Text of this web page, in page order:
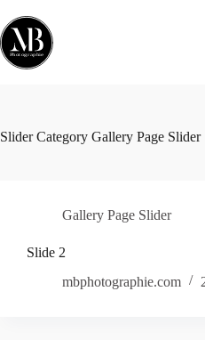
au
contenu
Slider Category Gallery Page Slider
Gallery Page Slider
Slide 2
mbphotographie.com